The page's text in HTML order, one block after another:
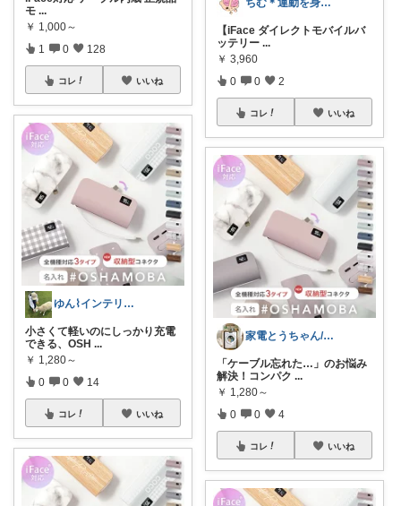
モ ...
￥ 1,000～
1 0 128
コレ いいね
ゆん⌇インテリアと生活雑貨がメイン🧸
小さくて軽いのにしっかり充電
できる、OSH ...
￥ 1,280～
0 0 14
コレ いいね
ちむ＊運動を身近に、ハッピーに＊
【iFace ダイレクトモバイルバ
ッテリー ...
￥ 3,960
0 0 2
コレ いいね
家電とうちゃん/2児のパパ✨️購入感謝！
「ケーブル忘れた…」のお悩み
解決！コンパク ...
￥ 1,280～
0 0 4
コレ いいね